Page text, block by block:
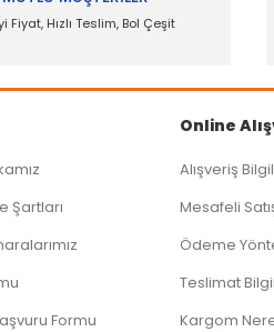
Gönder
Fiyat, Hızlı Teslim, Bol Çeşit
Şartları
Formu
Online
Alışveriş
Mesafeli
Ödeme
Teslimat
Kargom